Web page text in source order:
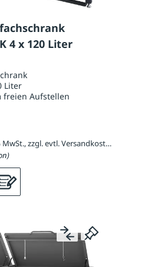
4 x 120 Liter
Liter
freien Aufstellen
4.560,08 € / Stück inkl. 19 % MwSt., zzgl. evtl. Versandkosten